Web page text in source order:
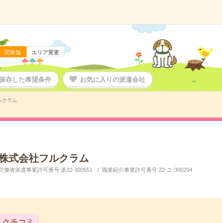
関東版 エリア変更
存した希望条件 お気に入りの派遣会社
クラム
式会社フルクラム
働者派遣事業許可番号:派22-300551 職業紹介事業許可番号:22-ユ-300294